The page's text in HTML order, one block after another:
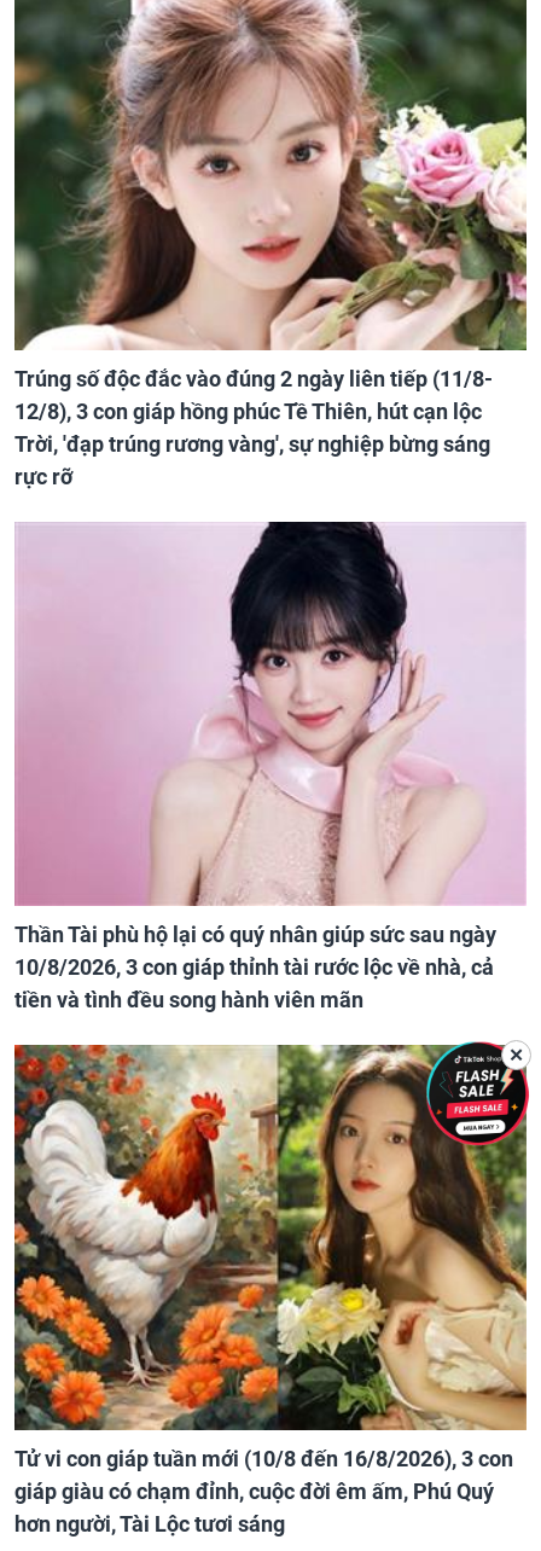
Trúng số độc đắc vào đúng 2 ngày liên tiếp (11/8-
12/8), 3 con giáp hồng phúc Tề Thiên, hút cạn lộc
Trời, 'đạp trúng rương vàng', sự nghiệp bừng sáng
rực rỡ
Thần Tài phù hộ lại có quý nhân giúp sức sau ngày
10/8/2026, 3 con giáp thỉnh tài rước lộc về nhà, cả
tiền và tình đều song hành viên mãn
Tử vi con giáp tuần mới (10/8 đến 16/8/2026), 3 con
giáp giàu có chạm đỉnh, cuộc đời êm ấm, Phú Quý
hơn người, Tài Lộc tươi sáng
✕